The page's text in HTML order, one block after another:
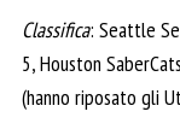
Classifica: Seattle
5, Houston
(hanno riposato gli